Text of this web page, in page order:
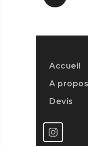
Accueil
A
Devis